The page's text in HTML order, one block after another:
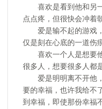
喜欢是看到他和另一
点点疼，但很快会冲着
爱是输不起的游戏，
仅是刻在心底的一道伤痕
喜欢一个人是想要他
很多人，想要很多人都
爱是明明离不开他，
要的幸福，也许我给不
到幸福，即使那份幸福